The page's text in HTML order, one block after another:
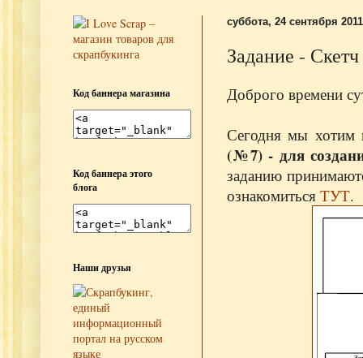
суббота, 24 сентября 2011
Задание -
Доброго времени
Сегодня мы
(№7) - для
заданию
ознакомиться ТУТ.
Код баннера магазина
Код баннера этого
блога
Наши друзья